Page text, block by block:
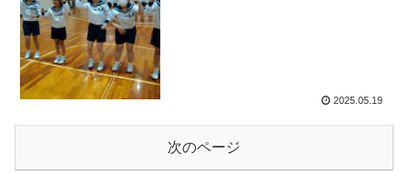
2025.05.19
次のページ